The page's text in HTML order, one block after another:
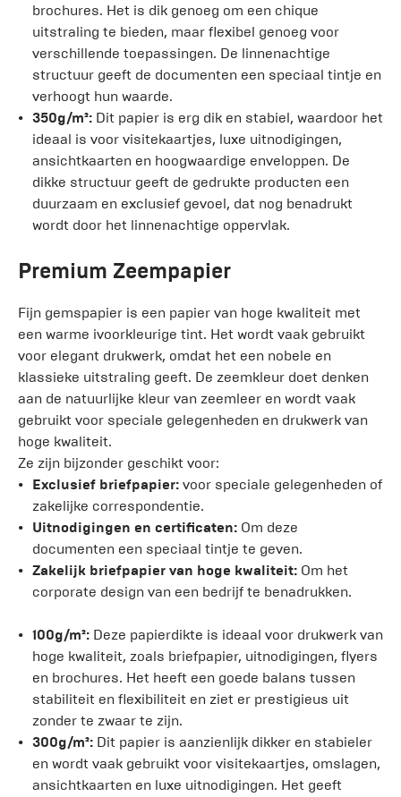
brochures. Het is dik genoeg om een chique
uitstraling te bieden, maar flexibel genoeg voor
verschillende toepassingen. De linnenachtige
structuur geeft de documenten een speciaal tintje en
verhoogt hun waarde.
350g/m²: Dit papier is erg dik en stabiel, waardoor het
ideaal is voor visitekaartjes, luxe uitnodigingen,
ansichtkaarten en hoogwaardige enveloppen. De
dikke structuur geeft de gedrukte producten een
duurzaam en exclusief gevoel, dat nog benadrukt
wordt door het linnenachtige oppervlak.
Premium Zeempapier
Fijn gemspapier is een papier van hoge kwaliteit met
een warme ivoorkleurige tint. Het wordt vaak gebruikt
voor elegant drukwerk, omdat het een nobele en
klassieke uitstraling geeft. De zeemkleur doet denken
aan de natuurlijke kleur van zeemleer en wordt vaak
gebruikt voor speciale gelegenheden en drukwerk van
hoge kwaliteit.
Ze zijn bijzonder geschikt voor:
Exclusief briefpapier: voor speciale gelegenheden of
zakelijke correspondentie.
Uitnodigingen en certificaten: Om deze
documenten een speciaal tintje te geven.
Zakelijk briefpapier van hoge kwaliteit: Om het
corporate design van een bedrijf te benadrukken.
100g/m²: Deze papierdikte is ideaal voor drukwerk van
hoge kwaliteit, zoals briefpapier, uitnodigingen, flyers
en brochures. Het heeft een goede balans tussen
stabiliteit en flexibiliteit en ziet er prestigieus uit
zonder te zwaar te zijn.
300g/m²: Dit papier is aanzienlijk dikker en stabieler
en wordt vaak gebruikt voor visitekaartjes, omslagen,
ansichtkaarten en luxe uitnodigingen. Het geeft